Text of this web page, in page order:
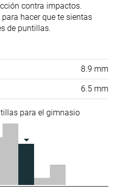
contra impactos.
hacer que te sientas
de puntillas.
8.9 mm
6.5 mm
para el gimnasio